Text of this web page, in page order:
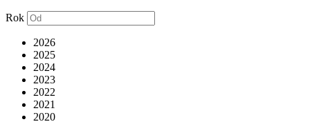
Rok
2026
2025
2024
2023
2022
2021
2020